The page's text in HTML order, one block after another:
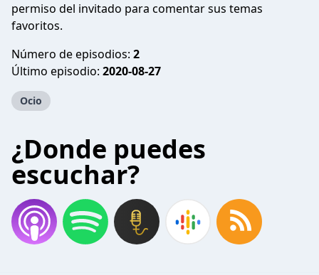
permiso del invitado para comentar sus temas
favoritos.
Número de episodios: 2
Último episodio: 2020-08-27
Ocio
¿Donde puedes
escuchar?